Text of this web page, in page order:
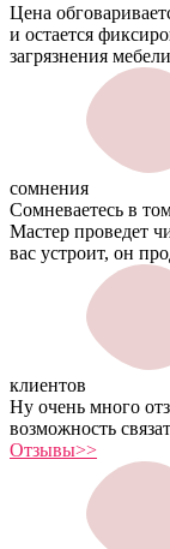
Цена
и остается
загрязнения
сомнения
Сомневаетесь в
Мастер проведет
вас устроит, он
клиентов
Ну очень много
возможность
Отзывы>>